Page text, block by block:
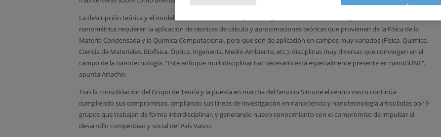
La descripción teórica y el modelado de nuevos nanodispositivos y los diversos fenómenos que ocurren a escala
nanométrica requieren la aplicación de técnicas de cálculo y aproximaciones teóricas que provienen de la Física de la
Materia Condensada y la Química Computacional, pero que son de aplicación en campos muy variados (Física, Química,
Ciencia de Materiales, Biofísica, Óptica, Ingeniería, Medio Ambiente, etc.): disciplinas muy diversas que convergen en el
campo de la nanotecnología. “Este enfoque multidisciplinar tan necesario está especialmente presente en nanoGUNE”,
apunta Artacho.
Tras la consolidación del Grupo de Teoría y la puesta en marcha del Servicio Simune el centro vasco continúa
cumpliendo sus compromisos, ampliando sus líneas de investigación en nanociencia y nanotecnología articuladas por 9
grupos que trabajan de forma interdisciplinar, y generando nuevo conocimiento con el compromiso de impulsar el
desarrollo competitivo y social del País Vasco.